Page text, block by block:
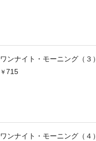
ワンナイト・モーニング（３）
715
ワンナイト・モーニング（４）